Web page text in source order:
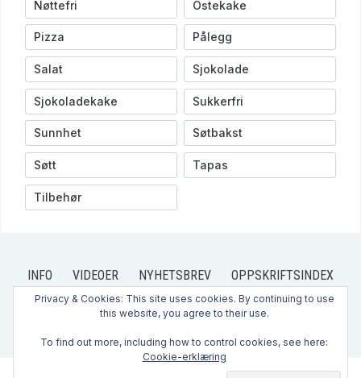
Nøttefri Ostekake
Pizza Pålegg
Salat Sjokolade
Sjokoladekake Sukkerfri
Sunnhet Søtbakst
Søtt Tapas
Tilbehør
INFO VIDEOER NYHETSBREV
OPPSKRIFTSINDEX
OPPSKRIFTER
PRIVACY POLICY
CONTACT US
KONTAKT OSS
HVEM ER VI? ABOUT US
Privacy & Cookies: This site uses cookies. By continuing to use
this website, you agree to their use.
To find out more, including how to control cookies, see here:
Cookie-erklæring